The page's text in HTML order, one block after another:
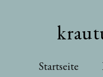
Startseite